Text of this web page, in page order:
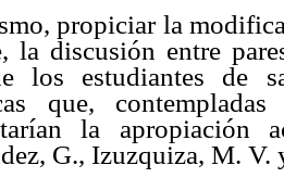
propiciar la
la discusión entre
los estudiantes de
que,
la apropiación
G., Izuzquiza, M.